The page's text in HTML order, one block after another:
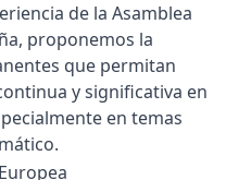
de la Asamblea
proponemos la
que permitan
y significativa en
en temas